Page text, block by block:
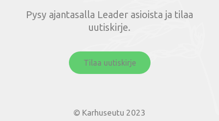
Pysy ajantasalla Leader asioista ja tilaa
uutiskirje.
Tilaa uutiskirje
© Karhuseutu 2023